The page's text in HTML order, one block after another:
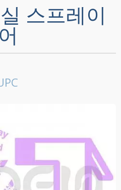
스프레이
어